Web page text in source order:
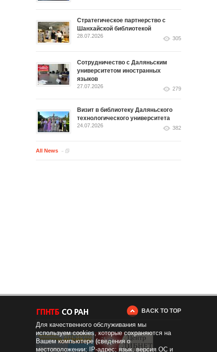
Стратегическое партнерство с
Шанхайской библиотекой
28.07.2026 305
Сотрудничество с Даляньским
университетом иностранных
языков
27.07.2026 279
Визит в библиотеку Даляньского
технологического университета
24.07.2026 382
All News
BACK TO TOP
Для качественного обслуживания мы
используем cookies, которые сохраняются на
Вашем компьютере (сведения о
местоположении; IP-адрес; язык, версия ОС и